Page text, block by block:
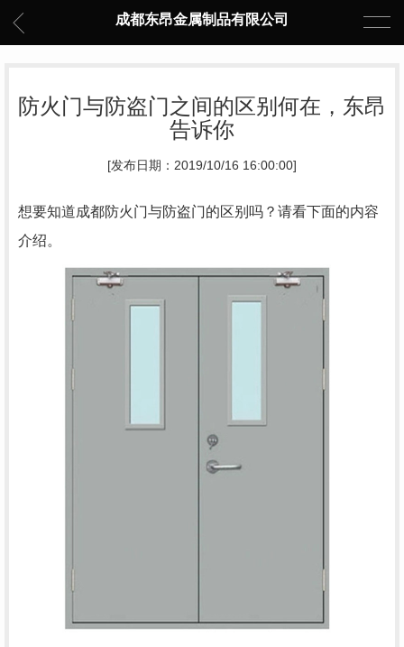
成都东昂金属制品有限公司
防火门与防盗门之间的区别何在，东昂
告诉你
[发布日期：2019/10/16 16:00:00]
想要知道成都防火门与防盗门的区别吗？请看下面的内容
介绍。